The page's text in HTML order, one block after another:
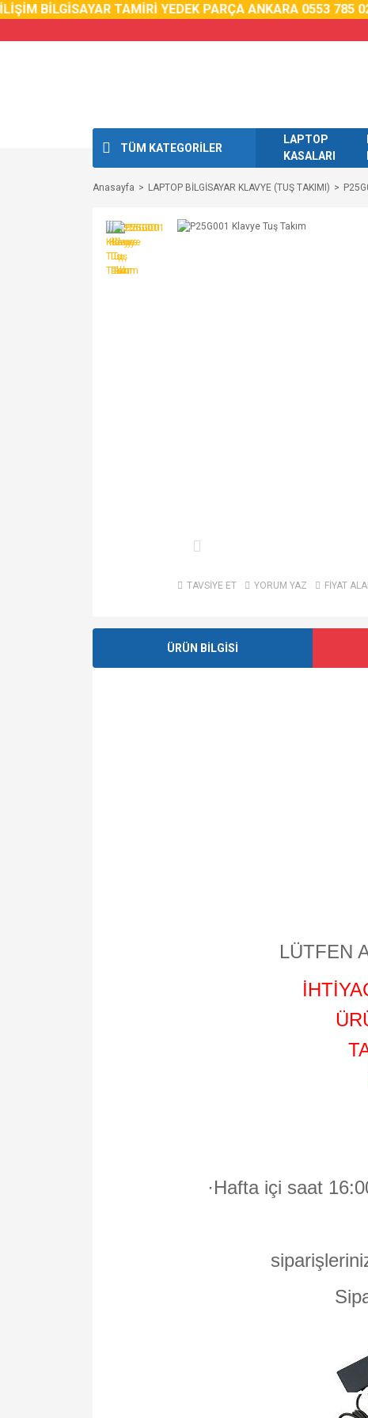
BİLGİSAYAR TAMİRİ YEDEK PARÇA ANKARA 0553 785 02
TÜM KATEGORİLER
LAPTOP
KASALARI
Anasayfa LAPTOP BİLGİSAYAR KLAVYE (TUŞ TAKIMI)
TAVSİYE ET YORUM YAZ FİYAT
ÜRÜN BİLGİSİ
LÜTFEN
·Hafta içi saat